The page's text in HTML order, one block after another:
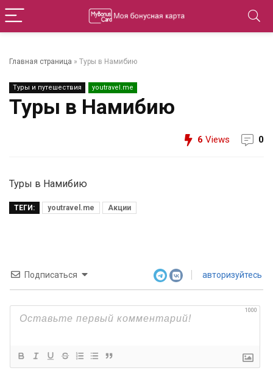
Главная страница » Туры в Намибию
Туры и путешествия youtravel.me
Туры в Намибию
6 Views 0
Туры в Намибию
ТЕГИ: youtravel.me Акции
Подписаться авторизуйтесь
1000